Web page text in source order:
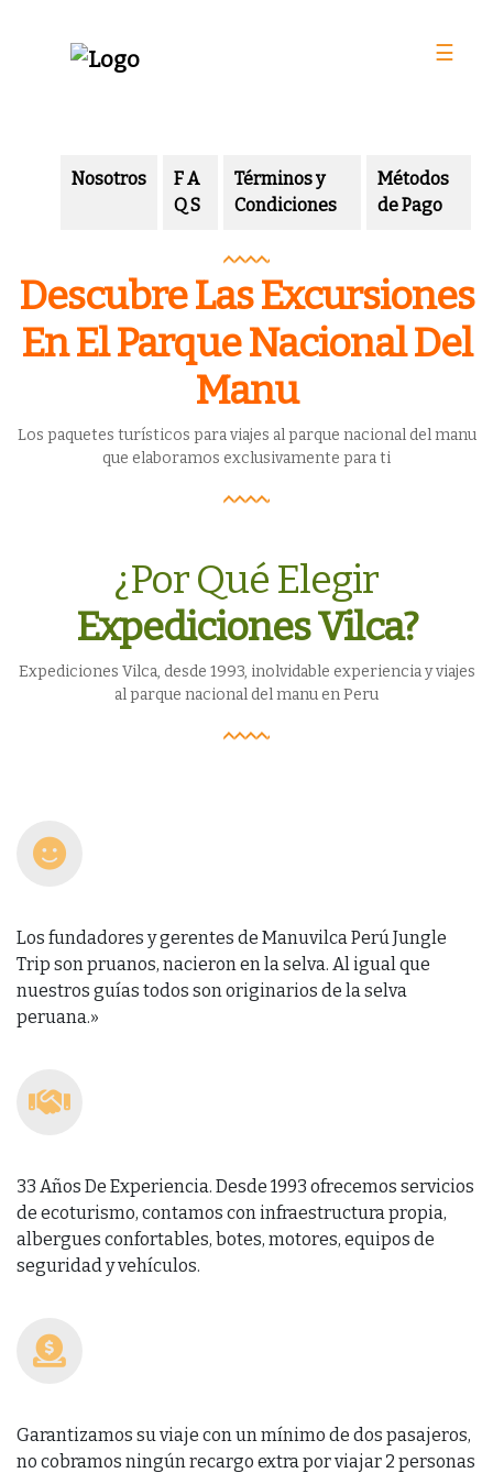
☰
Nosotros
F A
Q S
Términos y
Condiciones
Métodos
de Pago
Descubre Las Excursiones
En El Parque Nacional Del
Manu
Los paquetes turísticos para viajes al parque nacional del manu
que elaboramos exclusivamente para ti
¿Por Qué Elegir
Expediciones Vilca?
Expediciones Vilca, desde 1993, inolvidable experiencia y viajes
al parque nacional del manu en Peru
Los fundadores y gerentes de Manuvilca Perú Jungle
Trip son pruanos, nacieron en la selva. Al igual que
nuestros guías todos son originarios de la selva
peruana.»
33 Años De Experiencia. Desde 1993 ofrecemos servicios
de ecoturismo, contamos con infraestructura propia,
albergues confortables, botes, motores, equipos de
seguridad y vehículos.
Garantizamos su viaje con un mínimo de dos pasajeros,
no cobramos ningún recargo extra por viajar 2 personas